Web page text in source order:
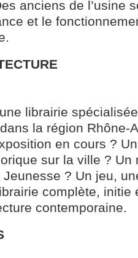
anciens de l’usine
et le
librairie
la région Rhône-
en cours ?
sur la ville ? Un
? Un jeu,
complète, initie
contemporaine.